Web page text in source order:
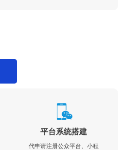
平台系统搭建
代申请注册公众平台、小程